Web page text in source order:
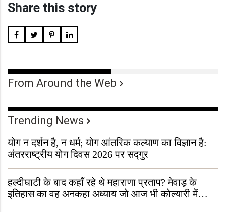
Share this story
From Around the Web
Trending News
योग न दर्शन है, न धर्म; योग आंतरिक कल्याण का विज्ञान है:
अंतरराष्ट्रीय योग दिवस 2026 पर सद्गुर
हल्दीघाटी के बाद कहाँ रहे थे महाराणा प्रताप? मेवाड़ के
इतिहास का वह अनकहा अध्याय जो आज भी कोल्यारी में
जीवित है